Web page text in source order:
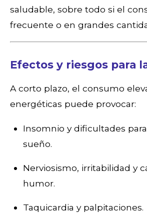
saludable, sobre todo si el
frecuente o en grandes
Efectos y riesgos para
A corto plazo, el consumo
energéticas puede provocar:
Insomnio y dificultades
sueño.
Nerviosismo, irritabilidad y
humor.
Taquicardia y palpitaciones.